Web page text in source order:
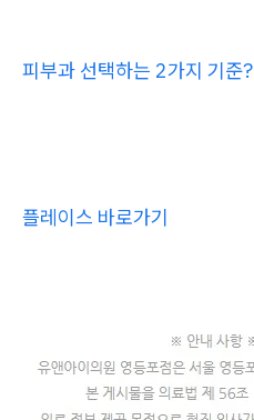
피부과 선택하는 2가지 기준?
플레이스 바로가기